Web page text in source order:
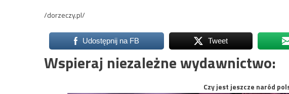
/dorzeczy.pl/
Udostępnij na FB Tweet
Wspieraj niezależne wydawnictwo:
Czy jest jeszcze naród